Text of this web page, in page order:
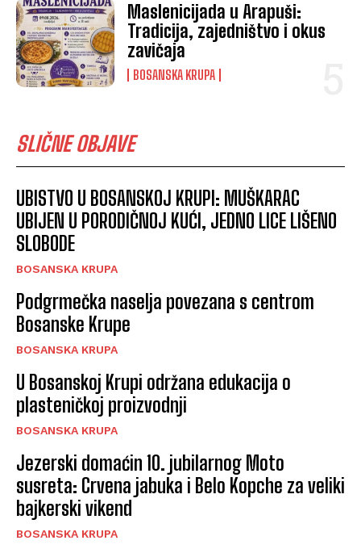
Maslenicijada u Arapuši:
Tradicija, zajedništvo i okus
zavičaja
BOSANSKA KRUPA
SLIČNE OBJAVE
UBISTVO U BOSANSKOJ KRUPI: MUŠKARAC
UBIJEN U PORODIČNOJ KUĆI, JEDNO LICE LIŠENO
SLOBODE
BOSANSKA KRUPA
Podgrmečka naselja povezana s centrom
Bosanske Krupe
BOSANSKA KRUPA
U Bosanskoj Krupi održana edukacija o
plasteničkoj proizvodnji
BOSANSKA KRUPA
Jezerski domaćin 10. jubilarnog Moto
susreta: Crvena jabuka i Belo Kopche za veliki
bajkerski vikend
BOSANSKA KRUPA